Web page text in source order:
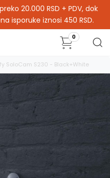
20.000 RSD + PDV, dok
isporuke iznosi 450 RSD.
0
SoloCam S230 - Black+White